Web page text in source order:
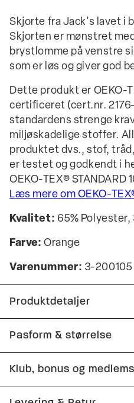
Skjorte fra Jack's lavet i
Skjorten er mønstret
brystlomme på venstre
som er løs og giver god
Dette produkt er OEKO-
certificeret (cert.nr.
standardens strenge
miljøskadelige stoffer.
produktet dvs., stof,
er testet og godkendt i
OEKO-TEX®
Læs mere om OEKO-
Kvalitet: 65% Polyester,
Farve: Orange
Varenummer: 3-200105
Produktdetaljer
Certificeret med
Fremstillet i
Skjorten har almindelig
Pasform & størrelse
Fit:Comfort fit
Klub, bonus og